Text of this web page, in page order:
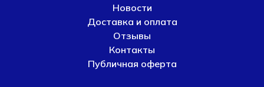
Новости
Доставка и оплата
Отзывы
Контакты
Публичная оферта